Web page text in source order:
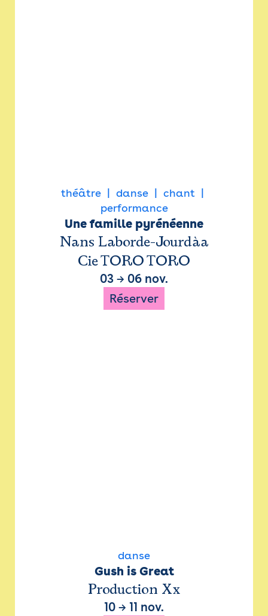
théâtre danse
chant
performance
Une famille pyrénéenne
Nans Laborde-Jourdàa
Cie TORO TORO
03 → 06 nov.
Réserver
danse
Gush is Great
Production Xx
10 → 11 nov.